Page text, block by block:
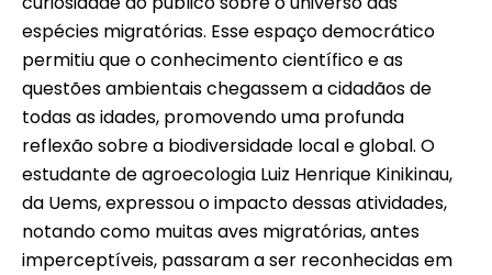
espécies migratórias. Esse espaço democrático
permitiu que o conhecimento científico e as
questões ambientais chegassem a cidadãos de
todas as idades, promovendo uma profunda
reflexão sobre a biodiversidade local e global. O
estudante de agroecologia Luiz Henrique Kinikinau,
da Uems, expressou o impacto dessas atividades,
notando como muitas aves migratórias, antes
imperceptíveis, passaram a ser reconhecidas em